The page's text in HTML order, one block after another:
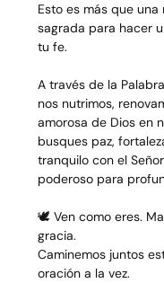
Esto es más que
sagrada para hacer
tu fe.
A través de la
nos nutrimos,
amorosa de Dios en
busques paz,
tranquilo con el
poderoso para
🕊️ Ven como eres.
gracia.
Caminemos juntos
oración a la vez.